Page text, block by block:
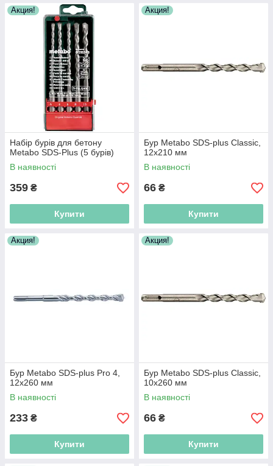
Акция!
Набір бурів для бетону
Metabo SDS-Plus (5 бурів)
В наявності
359 ₴
Купити
Акция!
Бур Metabo SDS-plus Classic,
12х210 мм
В наявності
66 ₴
Купити
Акция!
Бур Metabo SDS-plus Pro 4,
12х260 мм
В наявності
233 ₴
Купити
Акция!
Бур Metabo SDS-plus Classic,
10х260 мм
В наявності
66 ₴
Купити